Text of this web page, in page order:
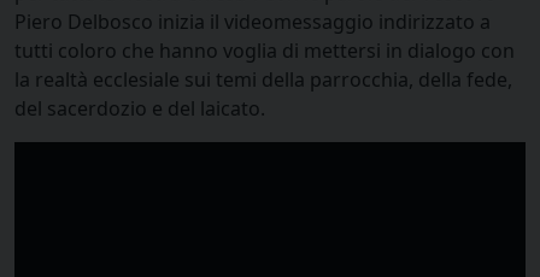
Piero Delbosco inizia il videomessaggio indirizzato a
tutti coloro che hanno voglia di mettersi in dialogo con
la realtà ecclesiale sui temi della parrocchia, della fede,
del sacerdozio e del laicato.